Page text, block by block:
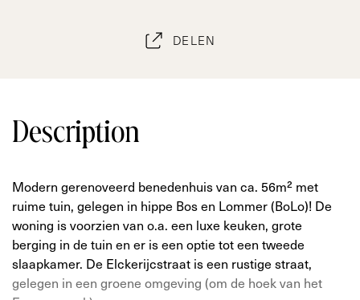
DELEN
Description
Modern gerenoveerd benedenhuis van ca. 56m² met
ruime tuin, gelegen in hippe Bos en Lommer (BoLo)! De
woning is voorzien van o.a. een luxe keuken, grote
berging in de tuin en er is een optie tot een tweede
slaapkamer. De Elckerijcstraat is een rustige straat,
gelegen in een groene omgeving (om de hoek van het